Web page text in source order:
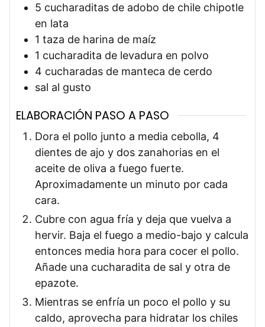
5 cucharaditas de adobo de chile chipotle
en lata
1 taza de harina de maíz
1 cucharadita de levadura en polvo
4 cucharadas de manteca de cerdo
sal al gusto
ELABORACIÓN PASO A PASO
Dora el pollo junto a media cebolla, 4
dientes de ajo y dos zanahorias en el
aceite de oliva a fuego fuerte.
Aproximadamente un minuto por cada
cara.
Cubre con agua fría y deja que vuelva a
hervir. Baja el fuego a medio-bajo y calcula
entonces media hora para cocer el pollo.
Añade una cucharadita de sal y otra de
epazote.
Mientras se enfría un poco el pollo y su
caldo, aprovecha para hidratar los chiles